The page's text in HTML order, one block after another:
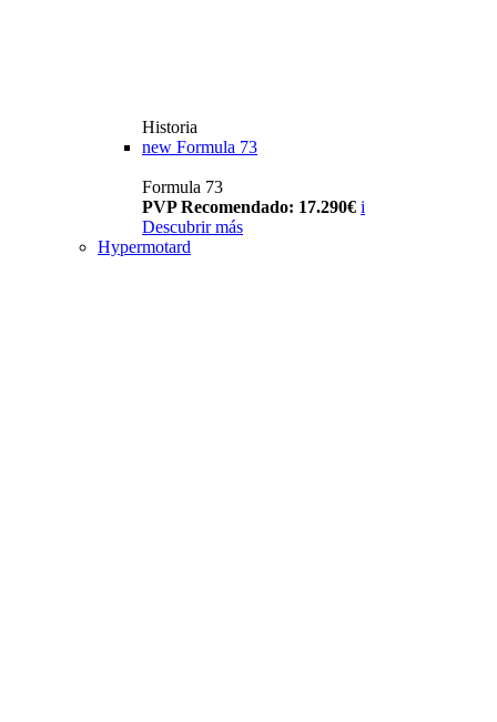
Historia
new Formula 73
Formula 73
PVP Recomendado: 17.290€ i
Descubrir más
Hypermotard